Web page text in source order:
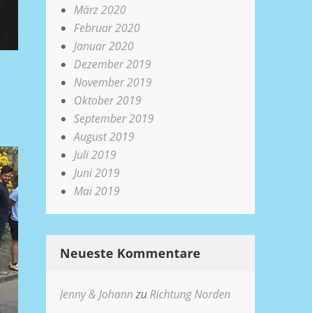
März 2020
Februar 2020
Januar 2020
Dezember 2019
November 2019
Oktober 2019
September 2019
August 2019
Juli 2019
Juni 2019
Mai 2019
Neueste Kommentare
Jenny & Johannzu Richtung Norden